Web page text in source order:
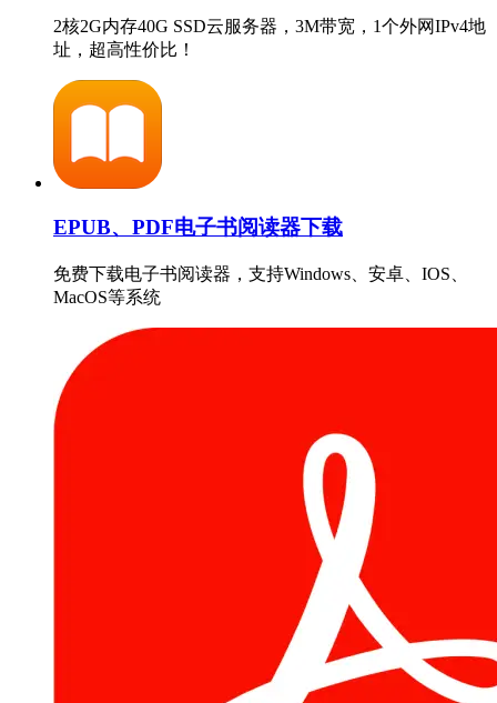
2核2G内存40G SSD云服务器，3M带宽，1个外网IPv4地
址，超高性价比！
EPUB、PDF电子书阅读器下载
免费下载电子书阅读器，支持Windows、安卓、IOS、
MacOS等系统